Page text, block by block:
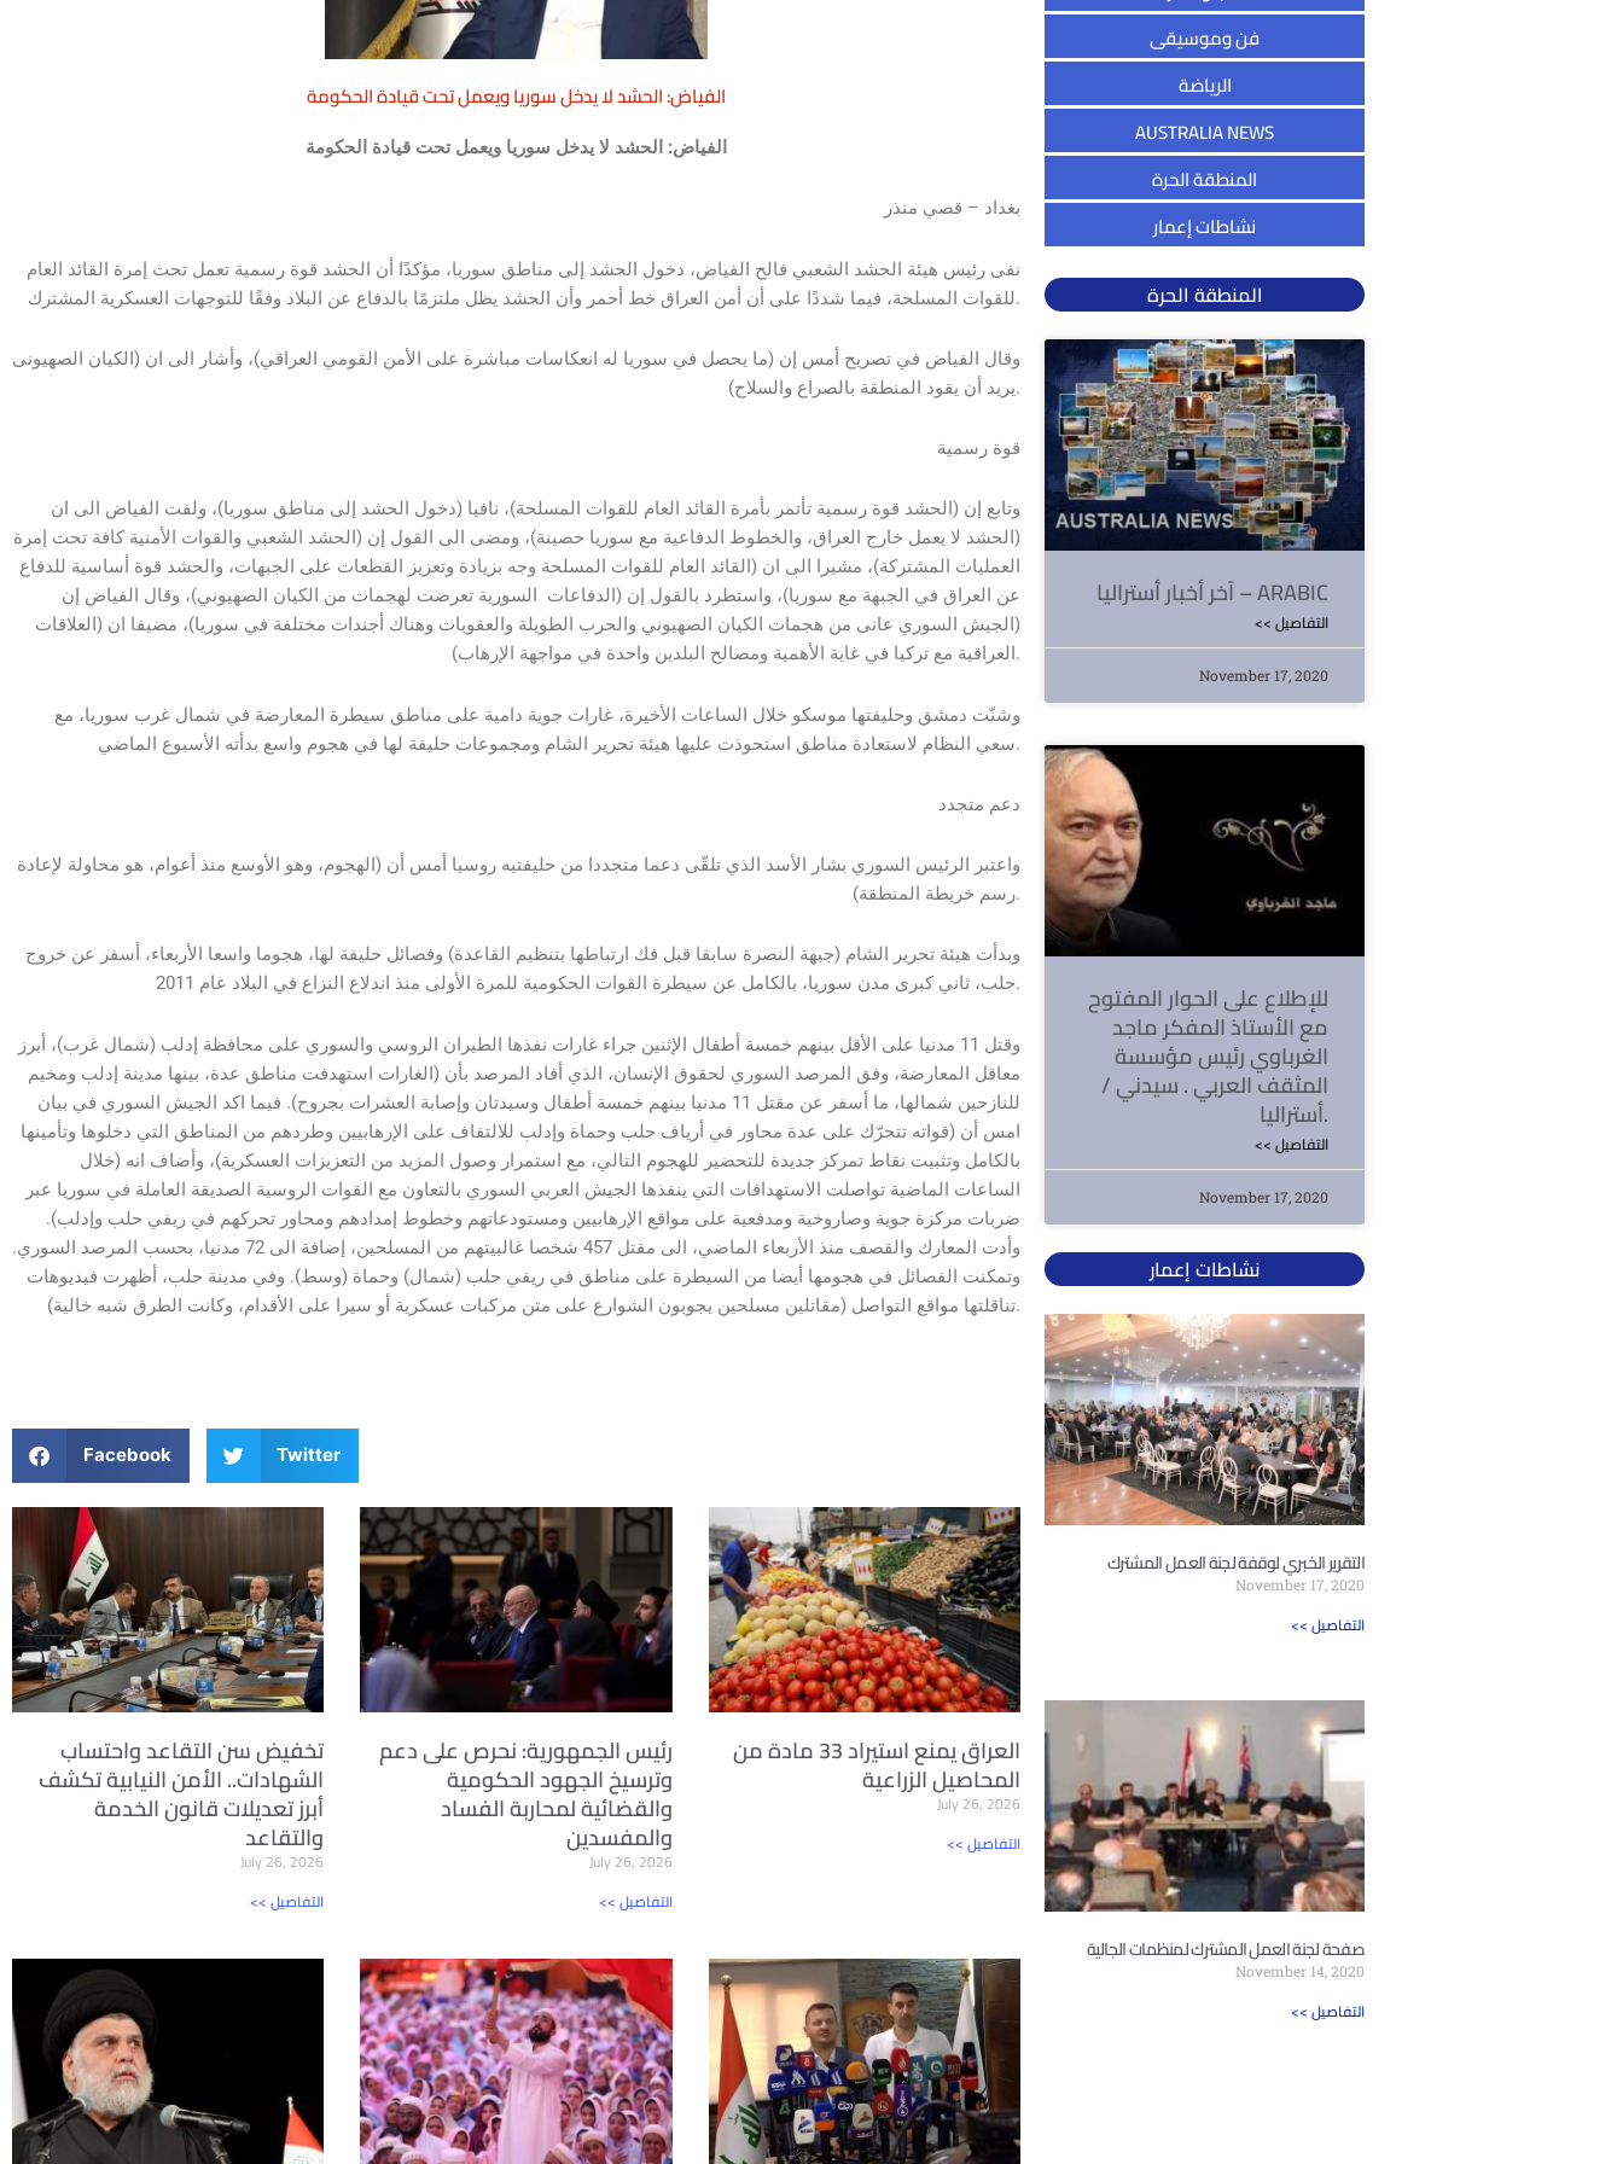
الفياض: الحشد لا يدخل سوريا ويعمل تحت قيادة الحكومة
الفياض: الحشد لا يدخل سوريا ويعمل تحت قيادة الحكومة
بغداد – قصي منذر
نفى رئيس هيئة الحشد الشعبي فالح الفياض، دخول الحشد إلى مناطق سوريا، مؤكدًا أن الحشد قوة رسمية تعمل تحت إمرة القائد العام
للقوات المسلحة، فيما شددًا على أن أمن العراق خط أحمر وأن الحشد يظل ملتزمًا بالدفاع عن البلاد وفقًا للتوجهات العسكرية المشترك.
وقال الفياض في تصريح أمس إن (ما يحصل في سوريا له انعكاسات مباشرة على الأمن القومي العراقي)، وأشار الى ان (الكيان الصهيونى
يريد أن يقود المنطقة بالصراع والسلاح).
قوة رسمية
وتابع إن (الحشد قوة رسمية تأتمر بأمرة القائد العام للقوات المسلحة)، نافيا (دخول الحشد إلى مناطق سوريا)، ولفت الفياض الى ان
(الحشد لا يعمل خارج العراق، والخطوط الدفاعية مع سوريا حصينة)، ومضى الى القول إن (الحشد الشعبي والقوات الأمنية كافة تحت إمرة
العمليات المشتركة)، مشيرا الى ان (القائد العام للقوات المسلحة وجه بزيادة وتعزيز القطعات على الجبهات، والحشد قوة أساسية للدفاع
عن العراق في الجبهة مع سوريا)، واستطرد بالقول إن (الدفاعات السورية تعرضت لهجمات من الكيان الصهيوني)، وقال الفياض إن
(الجيش السوري عانى من هجمات الكيان الصهيوني والحرب الطويلة والعقوبات وهناك أجندات مختلفة في سوريا)، مضيفا ان (العلاقات
العراقية مع تركيا في غاية الأهمية ومصالح البلدين واحدة في مواجهة الإرهاب).
وشنّت دمشق وحليفتها موسكو خلال الساعات الأخيرة، غارات جوية دامية على مناطق سيطرة المعارضة في شمال غرب سوريا، مع
سعي النظام لاستعادة مناطق استحوذت عليها هيئة تحرير الشام ومجموعات حليفة لها في هجوم واسع بدأته الأسبوع الماضي.
دعم متجدد
واعتبر الرئيس السوري بشار الأسد الذي تلقّى دعما متجددا من حليفتيه روسيا أمس أن (الهجوم، وهو الأوسع منذ أعوام، هو محاولة لإعادة
رسم خريطة المنطقة).
وبدأت هيئة تحرير الشام (جبهة النصرة سابقا قبل فك ارتباطها بتنظيم القاعدة) وفصائل حليفة لها، هجوما واسعا الأربعاء، أسفر عن خروج
حلب، ثاني كبرى مدن سوريا، بالكامل عن سيطرة القوات الحكومية للمرة الأولى منذ اندلاع النزاع في البلاد عام 2011.
وقتل 11 مدنيا على الأقل بينهم خمسة أطفال الإثنين جراء غارات نفذها الطيران الروسي والسوري على محافظة إدلب (شمال غرب)، أبرز
معاقل المعارضة، وفق المرصد السوري لحقوق الإنسان، الذي أفاد المرصد بأن (الغارات استهدفت مناطق عدة، بينها مدينة إدلب ومخيم
للنازحين شمالها، ما أسفر عن مقتل 11 مدنيا بينهم خمسة أطفال وسيدتان وإصابة العشرات بجروح). فيما اكد الجيش السوري في بيان
امس أن (قواته تتحرّك على عدة محاور في أرياف حلب وحماة وإدلب للالتفاف على الإرهابيين وطردهم من المناطق التي دخلوها وتأمينها
بالكامل وتثبيت نقاط تمركز جديدة للتحضير للهجوم التالي، مع استمرار وصول المزيد من التعزيزات العسكرية)، وأضاف انه (خلال
الساعات الماضية تواصلت الاستهدافات التي ينفذها الجيش العربي السوري بالتعاون مع القوات الروسية الصديقة العاملة في سوريا عبر
ضربات مركزة جوية وصاروخية ومدفعية على مواقع الإرهابيين ومستودعاتهم وخطوط إمدادهم ومحاور تحركهم في ريفي حلب وإدلب).
وأدت المعارك والقصف منذ الأربعاء الماضي، الى مقتل 457 شخصا غالبيتهم من المسلحين، إضافة الى 72 مدنيا، بحسب المرصد السوري.
وتمكنت الفصائل في هجومها أيضا من السيطرة على مناطق في ريفي حلب (شمال) وحماة (وسط). وفي مدينة حلب، أظهرت فيديوهات
تناقلتها مواقع التواصل (مقاتلين مسلحين يجوبون الشوارع على متن مركبات عسكرية أو سيرا على الأقدام، وكانت الطرق شبه خالية).
Facebook Twitter
تخفيض سن التقاعد واحتساب
الشهادات.. الأمن النيابية تكشف
أبرز تعديلات قانون الخدمة
والتقاعد
July 26, 2026
<< التفاصيل
رئيس الجمهورية: نحرص على دعم
وترسيخ الجهود الحكومية
والقضائية لمحاربة الفساد
والمفسدين
July 26, 2026
<< التفاصيل
العراق يمنع استيراد 33 مادة من
المحاصيل الزراعية
July 26, 2026
<< التفاصيل
فن وموسيقى
الرياضة
AUSTRALIA NEWS
المنطقة الحرة
نشاطات إعمار
المنطقة الحرة
آخر أخبار أستراليا – ARABIC
<< التفاصيل
November 17, 2020
للإطلاع على الحوار المفتوح
مع الأستاذ المفكر ماجد
الغرباوي رئيس مؤسسة
المثقف العربي . سيدني /
أستراليا.
<< التفاصيل
November 17, 2020
نشاطات إعمار
التقرير الخبري لوقفة لجنة العمل المشترك
November 17, 2020
<< التفاصيل
صفحة لجنة العمل المشترك لمنظمات الجالية
November 14, 2020
<< التفاصيل